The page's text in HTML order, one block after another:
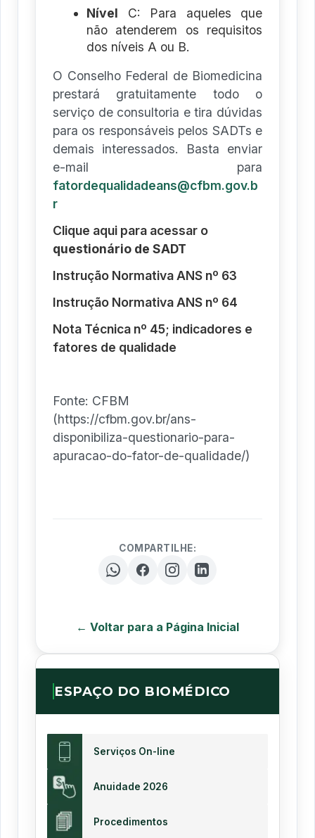
Nível C: Para aqueles que
não atenderem os requisitos
dos níveis A ou B.
O Conselho Federal de Biomedicina
prestará gratuitamente todo o
serviço de consultoria e tira dúvidas
para os responsáveis pelos SADTs e
demais interessados. Basta enviar
e-mail para
fatordequalidadeans@cfbm.gov.b
r
Clique aqui para acessar o
questionário de SADT
Instrução Normativa ANS nº 63
Instrução Normativa ANS nº 64
Nota Técnica nº 45; indicadores e
fatores de qualidade
Fonte: CFBM
(https://cfbm.gov.br/ans-
disponibiliza-questionario-para-
apuracao-do-fator-de-qualidade/)
COMPARTILHE:
← Voltar para a Página Inicial
ESPAÇO DO BIOMÉDICO
Serviços On-line
Anuidade 2026
Procedimentos